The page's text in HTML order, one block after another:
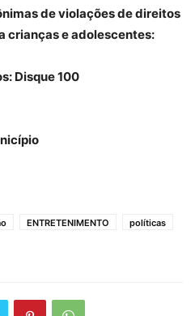
de violações de direitos
crianças e adolescentes:
Disque 100
ENTRETENIMENTO
políticas